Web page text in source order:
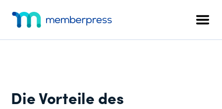
Hauptinhalt
springen
primären
Seitenleiste
springen
Fußzeile
springen
Menü
Mitgliedschafts-
Die Vorteile des